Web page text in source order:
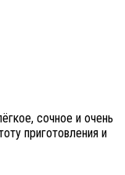
сочное и очень
приготовления и